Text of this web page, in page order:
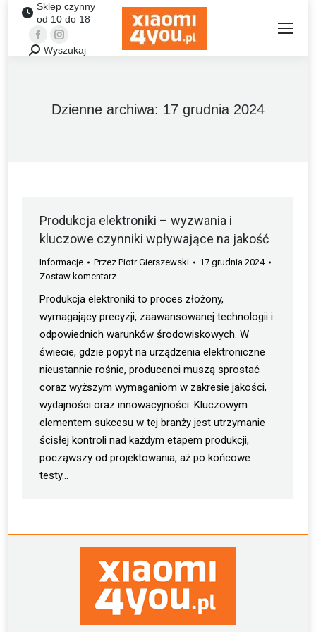
Sklep czynny
od 10 do 18
FacebookInstagram
Szukaj:Wyszukaj
Dzienne archiwa: 17 grudnia 2024
Produkcja elektroniki – wyzwania i
kluczowe czynniki wpływające na jakość
Informacje PrzezPiotr Gierszewski
17 grudnia 2024
Zostaw komentarz
Produkcja elektroniki to proces złożony,
wymagający precyzji, zaawansowanej technologii i
odpowiednich warunków środowiskowych. W
świecie, gdzie popyt na urządzenia elektroniczne
nieustannie rośnie, producenci muszą sprostać
coraz wyższym wymaganiom w zakresie jakości,
wydajności oraz innowacyjności. Kluczowym
elementem sukcesu w tej branży jest utrzymanie
ścisłej kontroli nad każdym etapem produkcji,
począwszy od projektowania, aż po końcowe
testy…